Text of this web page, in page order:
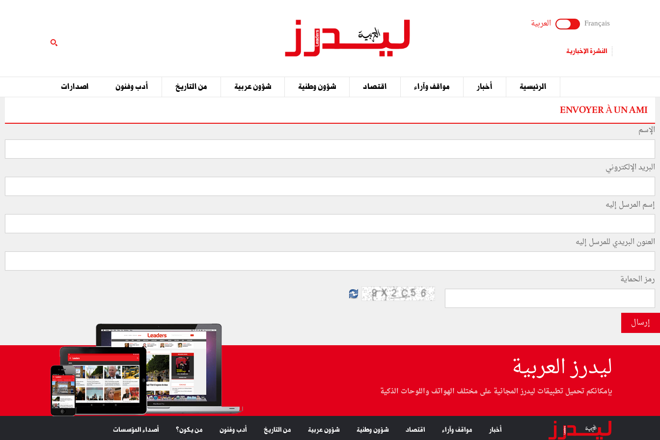
Français العربية
النشرة الإخبارية
الرئيسية أخبار مواقف وآراء اقتصاد شؤون وطنية شؤون عربية من التاريخ أدب وفنون اصدارات
ENVOYER À UN AMI
الإسم
البريد الإلكتروني
إسم المرسل إليه
العنون البريدي للمرسل إليه
رمز الحماية
إرسال
ليدرز العربية
بإمكانكم تحميل تطبيقات ليدرز المجانية على مختلف الهواتف واللوحات الذكية
أخبار مواقف وآراء اقتصاد شؤون وطنية شؤون عربية من التاريخ أدب وفنون من يكون؟ أصداء المؤسسات